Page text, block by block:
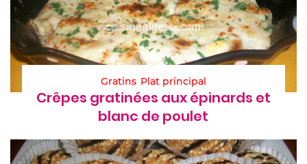
Gratins Plat principal
Crêpes gratinées aux épinards et
blanc de poulet